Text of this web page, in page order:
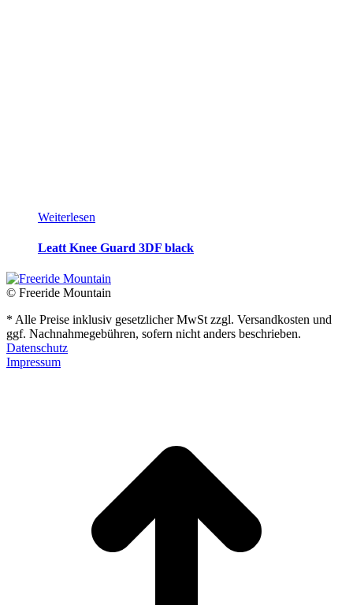
Weiterlesen
Leatt Knee Guard 3DF black
© Freeride Mountain
* Alle Preise inklusiv gesetzlicher MwSt zzgl. Versandkosten und
ggf. Nachnahmegebühren, sofern nicht anders beschrieben.
Datenschutz
Impressum